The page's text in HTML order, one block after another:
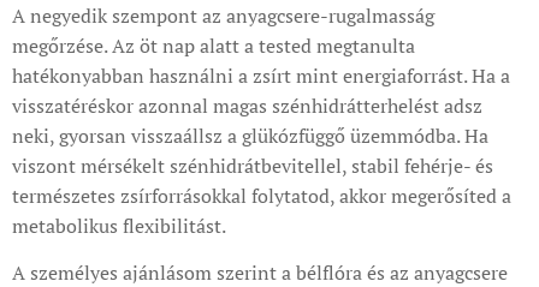
A negyedik szempont az anyagcsere-rugalmasság
megőrzése. Az öt nap alatt a tested megtanulta
hatékonyabban használni a zsírt mint energiaforrást. Ha a
visszatéréskor azonnal magas szénhidrátterhelést adsz
neki, gyorsan visszaállsz a glükózfüggő üzemmódba. Ha
viszont mérsékelt szénhidrátbevitellel, stabil fehérje- és
természetes zsírforrásokkal folytatod, akkor megerősíted a
metabolikus flexibilitást.
A személyes ajánlásom szerint a bélflóra és az anyagcsere